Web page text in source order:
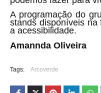
A programação do
stands disponíveis na
a acessibilidade.
Amannda Oliveira
Tags: Arcoverde